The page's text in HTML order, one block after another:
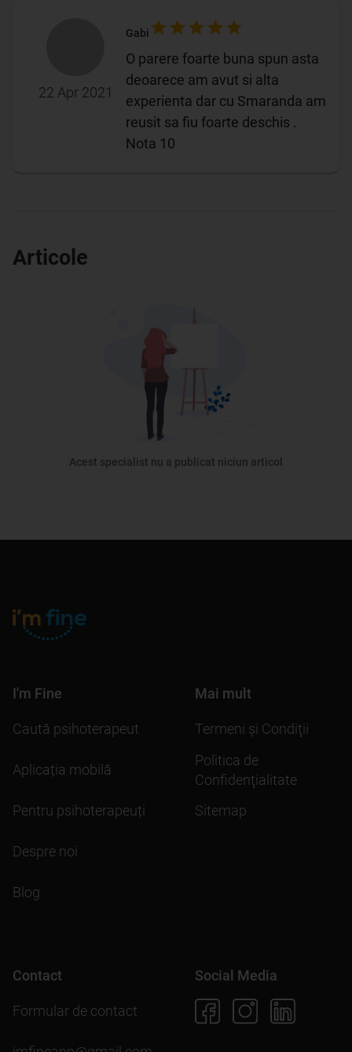
22 Apr 2021
Gabi
O parere foarte buna spun asta
deoarece am avut si alta
experienta dar cu Smaranda am
reusit sa fiu foarte deschis .
Nota 10
Articole
Acest specialist nu a publicat niciun articol
I'm Fine
Caută psihoterapeut
Aplicația mobilă
Pentru psihoterapeuți
Despre noi
Blog
Mai mult
Termeni şi Condiţii
Politica de
Confidenţialitate
Sitemap
Contact
Formular de contact
Social Media